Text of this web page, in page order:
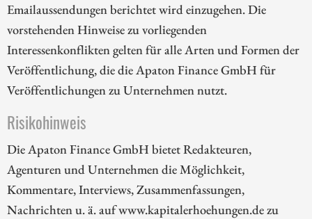
Emailaussendungen berichtet wird einzugehen. Die
vorstehenden Hinweise zu vorliegenden
Interessenkonflikten gelten für alle Arten und Formen der
Veröffentlichung, die die Apaton Finance GmbH für
Veröffentlichungen zu Unternehmen nutzt.
Risikohinweis
Die Apaton Finance GmbH bietet Redakteuren,
Agenturen und Unternehmen die Möglichkeit,
Kommentare, Interviews, Zusammenfassungen,
Nachrichten u. ä. auf www.kapitalerhoehungen.de zu